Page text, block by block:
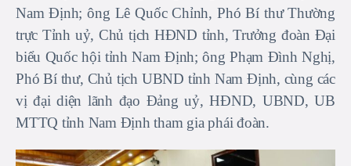
Nam Định; ông Lê Quốc Chỉnh, Phó Bí thư Thường
trực Tỉnh uỷ, Chủ tịch HĐND tỉnh, Trưởng đoàn Đại
biểu Quốc hội tỉnh Nam Định; ông Phạm Đình Nghị,
Phó Bí thư, Chủ tịch UBND tỉnh Nam Định, cùng các
vị đại diện lãnh đạo Đảng uỷ, HĐND, UBND, UB
MTTQ tỉnh Nam Định tham gia phái đoàn.